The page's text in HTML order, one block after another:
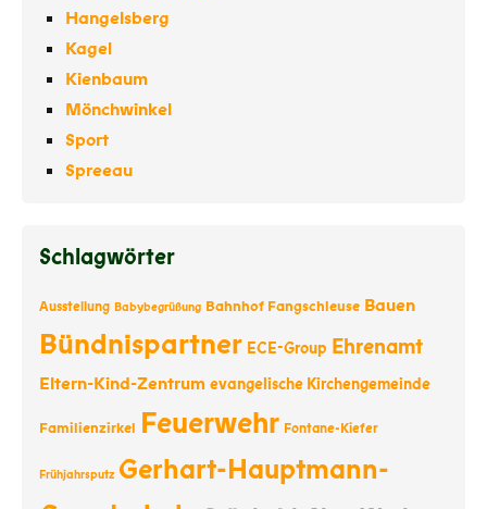
Hangelsberg
Kagel
Kienbaum
Mönchwinkel
Sport
Spreeau
Schlagwörter
Ausstellung Babybegrüßung Bahnhof Fangschleuse Bauen
Bündnispartner ECE-Group Ehrenamt
Eltern-Kind-Zentrum evangelische Kirchengemeinde
Familienzirkel Feuerwehr Fontane-Kiefer
Frühjahrsputz Gerhart-Hauptmann-